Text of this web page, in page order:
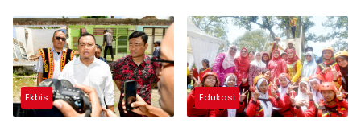
Ekbis Edukasi